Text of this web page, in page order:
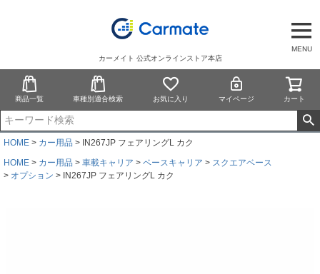
MENU
カーメイト 公式オンラインストア本店
商品一覧 車種別適合検索 お気に入り マイページ カート
HOME カー用品
IN267JP フェアリングL カク
HOME
カー用品 車載キャリア ベースキャリア
スクエアベース
オプション
IN267JP フェアリングL カク